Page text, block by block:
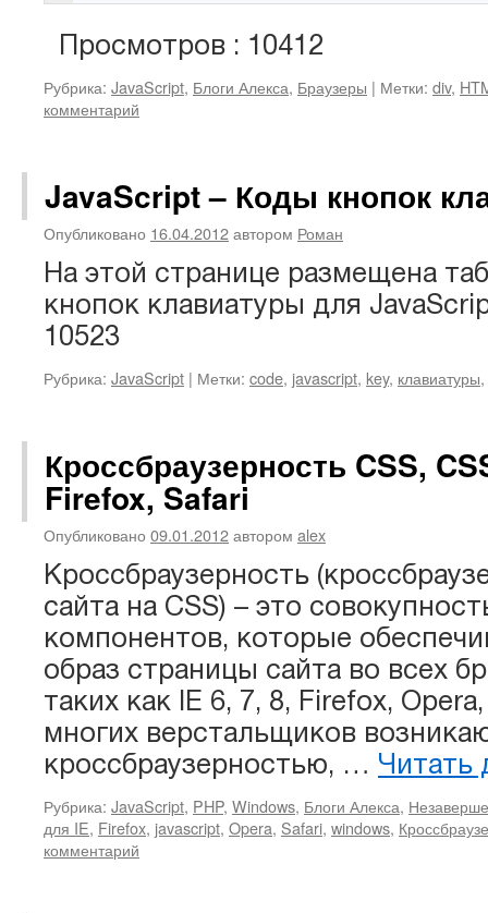
Просмотров : 10412
Рубрика: JavaScript, Блоги Алекса, Браузеры | Метки: div,
комментарий
JavaScript – Коды кнопок
Опубликовано 16.04.2012автором Роман
На этой странице размещена
кнопок клавиатуры для
10523
Рубрика: JavaScript | Метки: code, javascript, key, клавиатуры,
Кроссбраузерность CSS,
Firefox, Safari
Опубликовано 09.01.2012автором alex
Кроссбраузерность
сайта на CSS) – это
компонентов, которые
образ страницы сайта во всех
таких как IE 6, 7, 8, Firefox,
многих верстальщиков
кроссбраузерностью, … Читать
Рубрика: JavaScript, PHP, Windows, Блоги Алекса,
для IE, Firefox, javascript, Opera, Safari, windows,
комментарий